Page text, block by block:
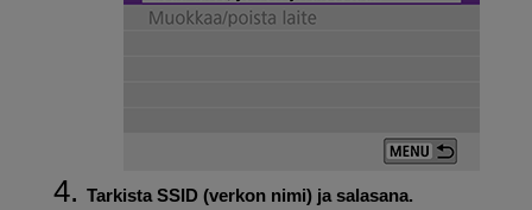
Tarkista SSID (verkon nimi) ja salasana.